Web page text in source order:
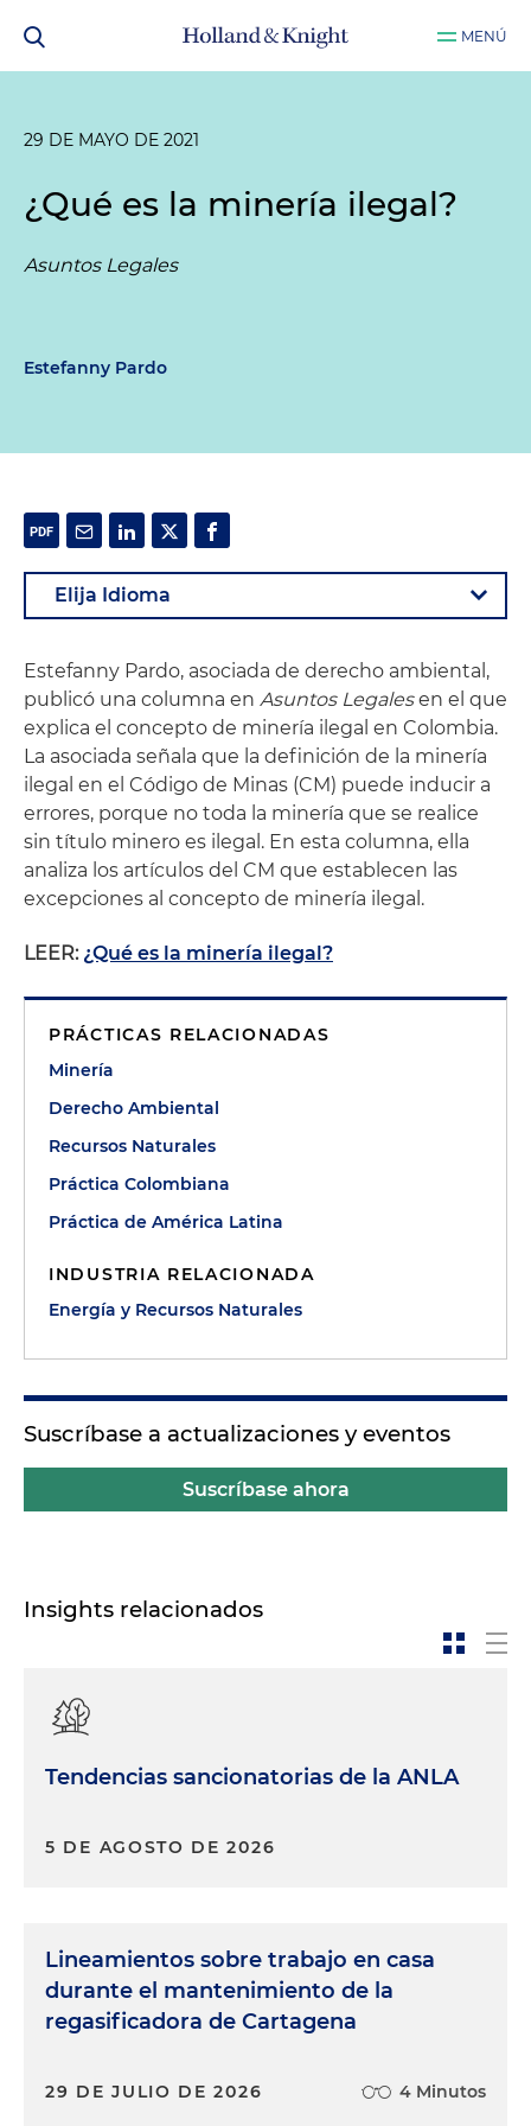
MENÚ
29 DE MAYO DE 2021
¿Qué es la minería ilegal?
Asuntos Legales
Estefanny Pardo
Estefanny Pardo, asociada de derecho ambiental,
publicó una columna en Asuntos Legalesen el que
explica el concepto de minería ilegal en Colombia.
La asociada señala que la definición de la minería
ilegal en el Código de Minas (CM) puede inducir a
errores, porque no toda la minería que se realice
sin título minero es ilegal. En esta columna, ella
analiza los artículos del CM que establecen las
excepciones al concepto de minería ilegal.
LEER: ¿Qué es la minería ilegal?
PRÁCTICAS RELACIONADAS
Minería
Derecho Ambiental
Recursos Naturales
Práctica Colombiana
Práctica de América Latina
INDUSTRIA RELACIONADA
Energía y Recursos Naturales
Suscríbase a actualizaciones y eventos
Suscríbase ahora
Insights relacionados
Tendencias sancionatorias de la ANLA
5 DE AGOSTO DE 2026
Lineamientos sobre trabajo en casa
durante el mantenimiento de la
regasificadora de Cartagena
29 DE JULIO DE 2026 4 Minutos